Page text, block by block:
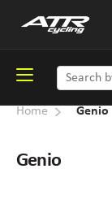
Home Genio
Genio